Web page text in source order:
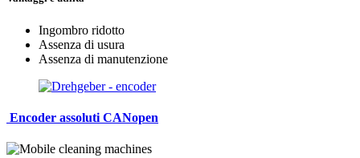
Ingombro ridotto
Assenza di usura
Assenza di manutenzione
Encoder assoluti CANopen